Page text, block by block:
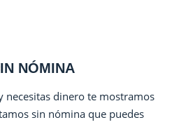
NÓMINA
necesitas dinero te mostramos
sin nómina que puedes